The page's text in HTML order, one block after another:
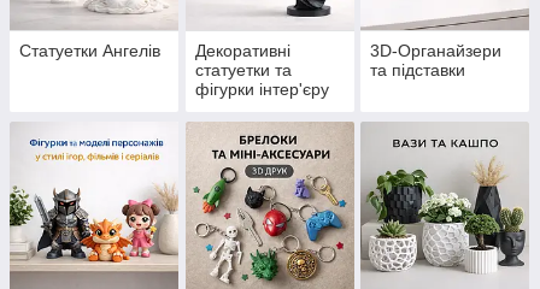
Статуетки Ангелів
Декоративні
статуетки та
фігурки інтер'єру
3D-Органайзери
та підставки